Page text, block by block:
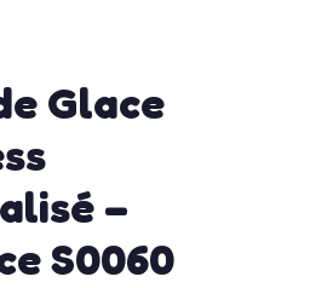
Glace
–
S0060